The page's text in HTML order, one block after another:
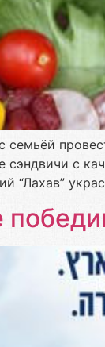
семьёй
сэндвичи с
“Лахав”